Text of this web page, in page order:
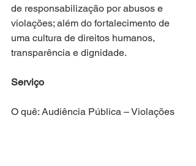
de responsabilização por abusos e
violações; além do fortalecimento de
uma cultura de direitos humanos,
transparência e dignidade.
Serviço
O quê: Audiência Pública – Violações